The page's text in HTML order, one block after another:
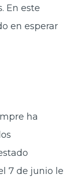
En este
en esperar
ha
7 de junio le